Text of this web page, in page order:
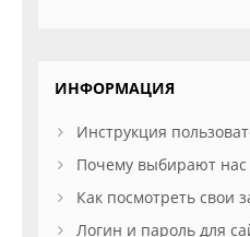
ИНФОРМАЦИЯ
Инструкция
Почему выбирают нас
Как посмотреть свои
Логин и пароль для